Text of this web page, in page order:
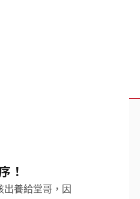
！
養給堂哥，因